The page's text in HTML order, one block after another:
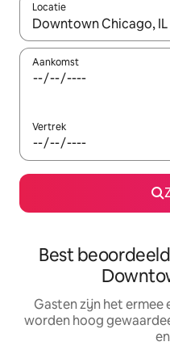
Locatie
Wanneer er suggesties
Aankomst
Vertrek
Best
Gasten zijn het ermee
worden hoog